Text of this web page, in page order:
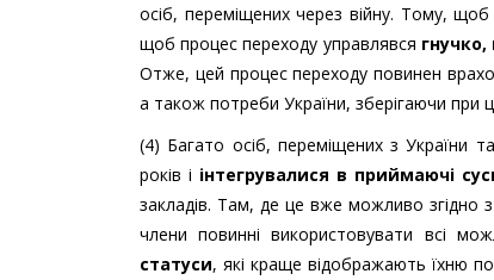
осіб, переміщених через війну. Тому, щоб
щоб процес переходу управлявся
Отже, цей процес переходу повинен
а також потреби України, зберігаючи при
(4) Багато осіб, переміщених з України
років і інтегрувалися в приймаючі
закладів. Там, де це вже можливо згідно
члени повинні використовувати всі
статуси, які краще відображають їхню